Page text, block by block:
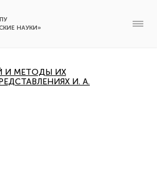
НАУКИ»
И МЕТОДЫ ИХ
И. А.